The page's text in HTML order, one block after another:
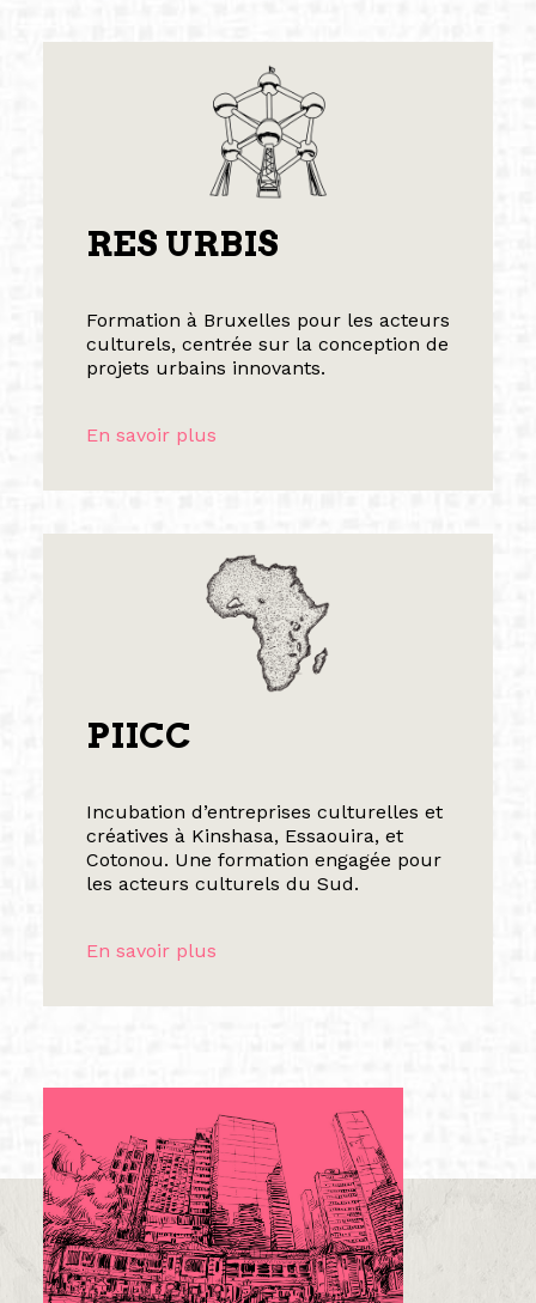
RES URBIS
Formation à Bruxelles pour les acteurs
culturels, centrée sur la conception de
projets urbains innovants.
En savoir plus
PIICC
Incubation d’entreprises culturelles et
créatives à Kinshasa, Essaouira, et
Cotonou. Une formation engagée pour
les acteurs culturels du Sud.
En savoir plus